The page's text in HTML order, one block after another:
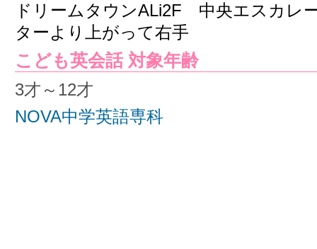
ドリームタウンALi2F 中央エスカレ
ターより上がって右手
こども英会話 対象年齢
3才～12才
NOVA中学英語専科